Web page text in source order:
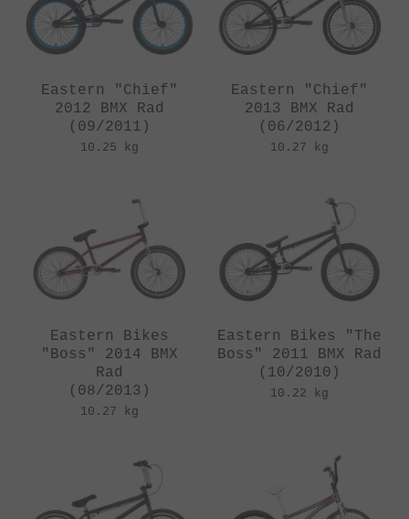
Eastern "Chief"
2012 BMX Rad
(09/2011)
10.25 kg
Eastern "Chief"
2013 BMX Rad
(06/2012)
10.27 kg
Eastern Bikes
"Boss" 2014 BMX
Rad
(08/2013)
10.27 kg
Eastern Bikes "The
Boss" 2011 BMX Rad
(10/2010)
10.22 kg